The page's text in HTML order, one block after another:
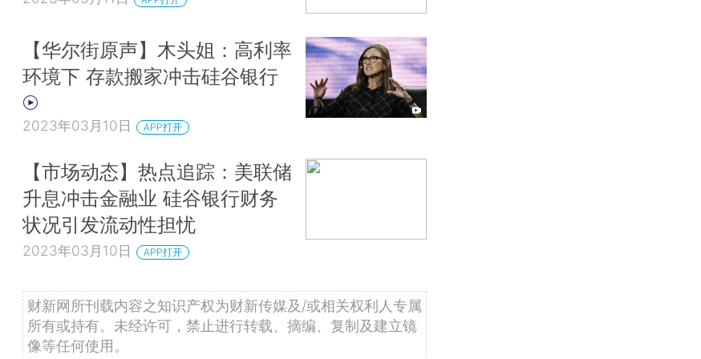
【华尔街原声】木头姐：高利率
环境下 存款搬家冲击硅谷银行
2023年03月10日 APP打开
【市场动态】热点追踪：美联储
升息冲击金融业 硅谷银行财务
状况引发流动性担忧
2023年03月10日 APP打开
财新网所刊载内容之知识产权为财新传媒及/或相关权利人专属
所有或持有。未经许可，禁止进行转载、摘编、复制及建立镜
像等任何使用。